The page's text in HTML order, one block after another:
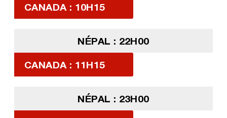
CANADA : 10H15
NÉPAL : 22H00
CANADA : 11H15
NÉPAL : 23H00